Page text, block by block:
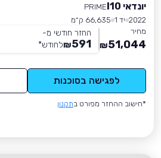
יונדאי I10
PRIME
2022 יד 1
66,635 ק״מ
מחיר
51,044
₪
החזר חודשי מ-
591
₪לחודש*
לפגישה בסוכנות
*חישוב ההחזר מפורט בתקנון